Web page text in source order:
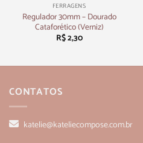
FERRAGENS
Regulador 30mm – Dourado
Cataforético (Verniz)
R$2,30
CONTATOS
katelie@kateliecompose.com.br